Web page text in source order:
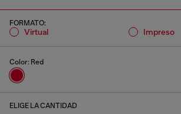
Color: Red
FORMATO:
virtual impreso
ELIGE LA CANTIDAD